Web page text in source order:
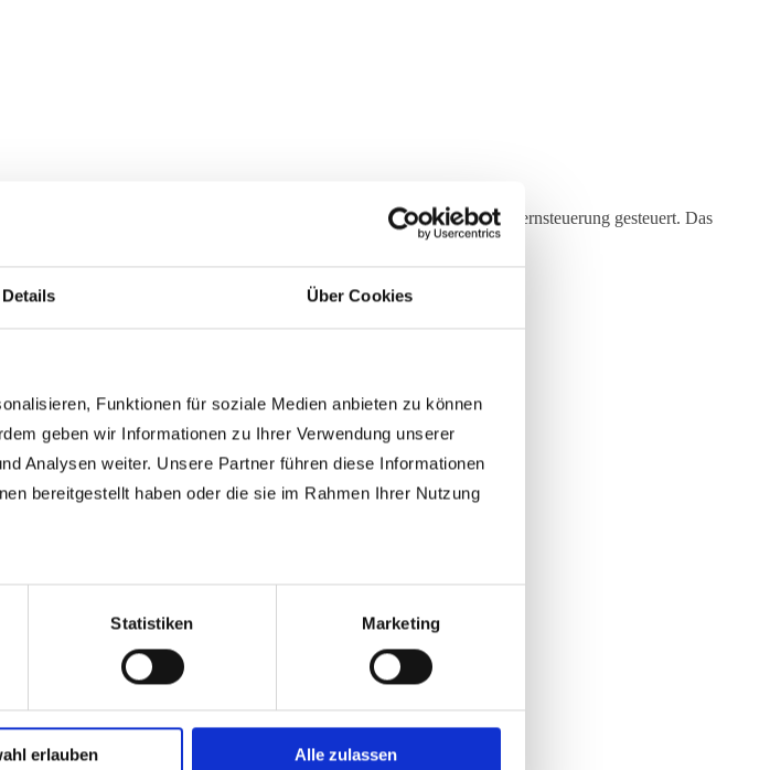
Details Über Cookies
Funktionen für soziale Medien anbieten zu können
geben wir Informationen zu Ihrer Verwendung unserer
Analysen weiter. Unsere Partner führen diese Informationen
bereitgestellt haben oder die sie im Rahmen Ihrer Nutzung
Statistiken Marketing
erlauben Alle zulassen
hat keine Fahrerkabine und wird ausschließlich über eine Fernsteuerung gesteuert. Das
Mehr zu Tunnelbau